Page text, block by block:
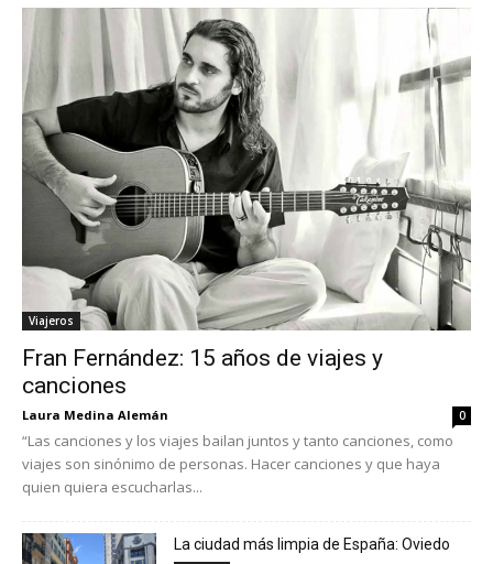
Viajeros
Fran Fernández: 15 años de viajes y
canciones
Laura Medina Alemán 0
“Las canciones y los viajes bailan juntos y tanto canciones, como
viajes son sinónimo de personas. Hacer canciones y que haya
quien quiera escucharlas...
La ciudad más limpia de España: Oviedo